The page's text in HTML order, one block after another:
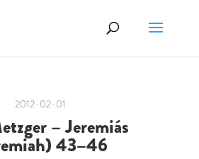
2012-02-01
– Jeremiás
43–46